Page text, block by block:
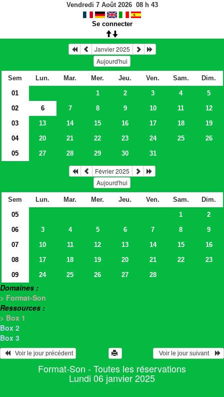
Vendredi 7 Août 2026 08h 43
Se connecter
Janvier 2025
Aujourd'hui
Sem Lun. Mar. Mer. Jeu. Ven. Sam.
Dim.
01
1 2 3 4
5
02
6 7 8 9 10 11
12
03
13 14 15 16 17 18
19
04
20 21 22 23 24 25
26
05
27 28 29 30 31
Février 2025
Aujourd'hui
Sem Lun. Mar. Mer. Jeu. Ven. Sam.
Dim.
05
1
2
06
3 4 5 6 7 8
9
07
10 11 12 13 14 15
16
08
17 18 19 20 21 22
23
09
24 25 26 27 28
Domaines :
> Format-Son
Ressources :
> Box 1
Box 2
Box 3
   Voir le jour précédent
  Voir le jour suivant
Format-Son - Toutes les réservations
Lundi 06 janvier 2025